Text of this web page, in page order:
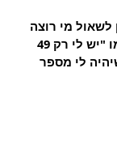
לשאול מי רוצה
מוניטין וכו'. כמו כן, אין לרמוז על כך, כמו "יש לי רק 49
לי מספר